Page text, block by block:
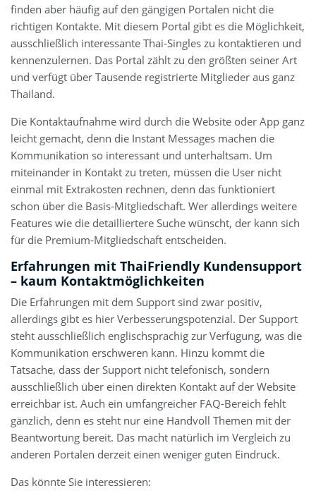
finden aber häufig auf den gängigen Portalen nicht die
richtigen Kontakte. Mit diesem Portal gibt es die Möglichkeit,
ausschließlich interessante Thai-Singles zu kontaktieren und
kennenzulernen. Das Portal zählt zu den größten seiner Art
und verfügt über Tausende registrierte Mitglieder aus ganz
Thailand.
Die Kontaktaufnahme wird durch die Website oder App ganz
leicht gemacht, denn die Instant Messages machen die
Kommunikation so interessant und unterhaltsam. Um
miteinander in Kontakt zu treten, müssen die User nicht
einmal mit Extrakosten rechnen, denn das funktioniert
schon über die Basis-Mitgliedschaft. Wer allerdings weitere
Features wie die detailliertere Suche wünscht, der kann sich
für die Premium-Mitgliedschaft entscheiden.
Erfahrungen mit ThaiFriendly Kundensupport
– kaum Kontaktmöglichkeiten
Die Erfahrungen mit dem Support sind zwar positiv,
allerdings gibt es hier Verbesserungspotenzial. Der Support
steht ausschließlich englischsprachig zur Verfügung, was die
Kommunikation erschweren kann. Hinzu kommt die
Tatsache, dass der Support nicht telefonisch, sondern
ausschließlich über einen direkten Kontakt auf der Website
erreichbar ist. Auch ein umfangreicher FAQ-Bereich fehlt
gänzlich, denn es steht nur eine Handvoll Themen mit der
Beantwortung bereit. Das macht natürlich im Vergleich zu
anderen Portalen derzeit einen weniger guten Eindruck.
Das könnte Sie interessieren: